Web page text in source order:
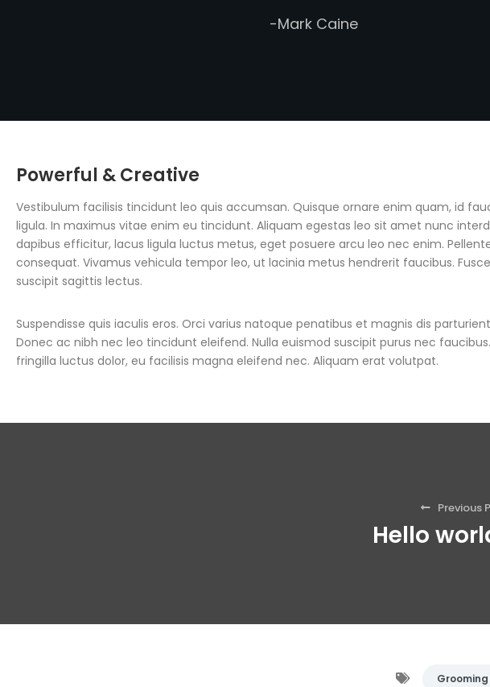
-Mark Caine
Powerful & Creative
Vestibulum facilisis tincidunt leo quis accumsan. Quisque ornare enim quam, id
ligula. In maximus vitae enim eu tincidunt. Aliquam egestas leo sit amet nunc
dapibus efficitur, lacus ligula luctus metus, eget posuere arcu leo nec enim.
consequat. Vivamus vehicula tempor leo, ut lacinia metus hendrerit faucibus.
suscipit sagittis lectus.
Suspendisse quis iaculis eros. Orci varius natoque penatibus et magnis dis
Donec ac nibh nec leo tincidunt eleifend. Nulla euismod suscipit purus nec
fringilla luctus dolor, eu facilisis magna eleifend nec. Aliquam erat volutpat.
Previous
Hello
Grooming